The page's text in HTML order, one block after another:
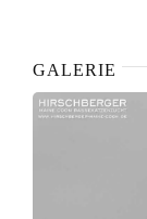
GALERIE